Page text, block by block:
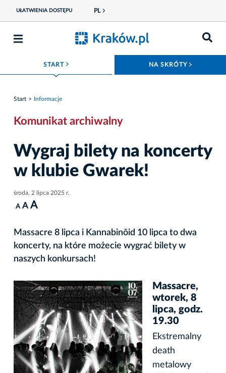
UŁATWIENIA DOSTĘPU PL
START ROZWIŃ MENU NA SKRÓTY
Start Informacje
Komunikat archiwalny
Wygraj bilety na koncerty
w klubie Gwarek!
środa, 2 lipca 2025 r.
A A A
Massacre 8 lipca i Kannabinõid 10 lipca to dwa
koncerty, na które możecie wygrać bilety w
naszych konkursach!
Massacre,
wtorek, 8
lipca, godz.
19.30
Ekstremalny
death
metalowy